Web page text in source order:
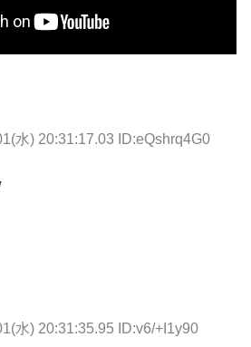
水) 20:31:17.03 ID:eQshrq4G0
水) 20:31:35.95 ID:v6/+I1y90